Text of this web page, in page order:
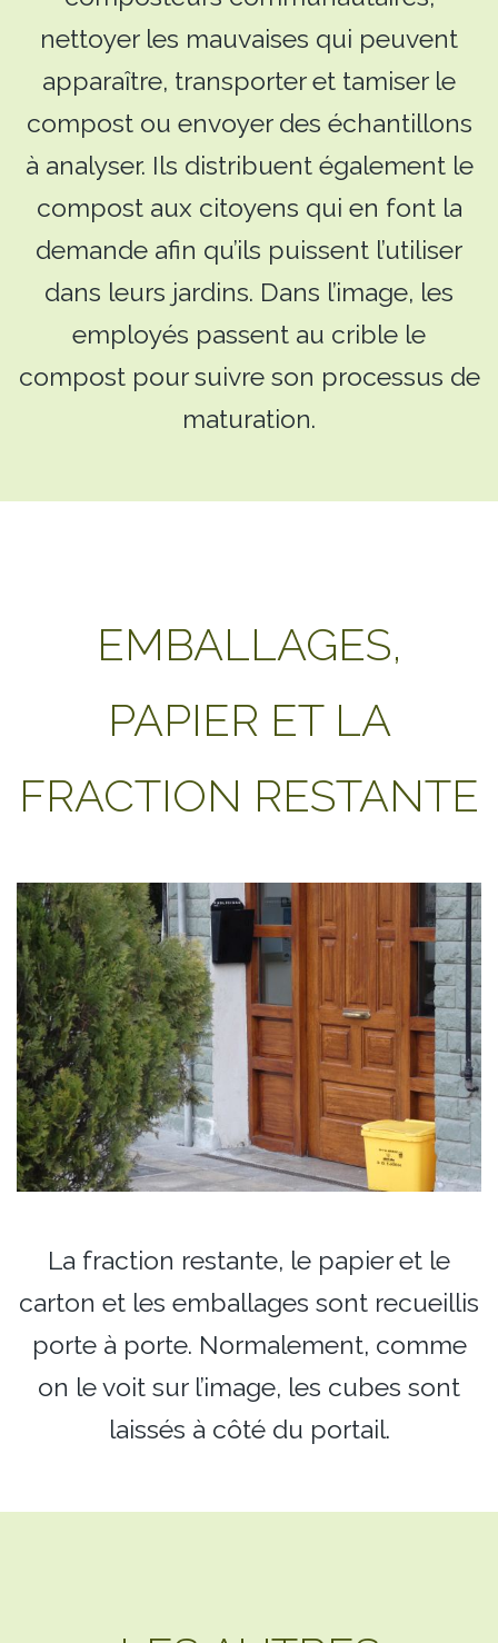
nettoyer les mauvaises qui peuvent
apparaître, transporter et tamiser le
compost ou envoyer des échantillons
à analyser. Ils distribuent également le
compost aux citoyens qui en font la
demande afin qu’ils puissent l’utiliser
dans leurs jardins. Dans l’image, les
employés passent au crible le
compost pour suivre son processus de
maturation.
EMBALLAGES,
PAPIER ET LA
FRACTION RESTANTE
La fraction restante, le papier et le
carton et les emballages sont recueillis
porte à porte. Normalement, comme
on le voit sur l’image, les cubes sont
laissés à côté du portail.